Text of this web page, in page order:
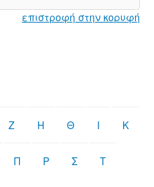
επιστροφή στην κορυφή
Ζ Η Θ Ι Κ
Π Ρ Σ Τ